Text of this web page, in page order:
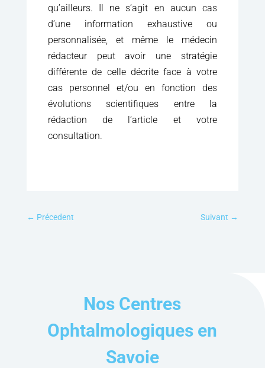
qu’ailleurs. Il ne s’agit en aucun cas
d’une information exhaustive ou
personnalisée, et même le médecin
rédacteur peut avoir une stratégie
différente de celle décrite face à votre
cas personnel et/ou en fonction des
évolutions scientifiques entre la
rédaction de l’article et votre
consultation.
← Précedent Suivant →
Nos Centres
Ophtalmologiques en
Savoie